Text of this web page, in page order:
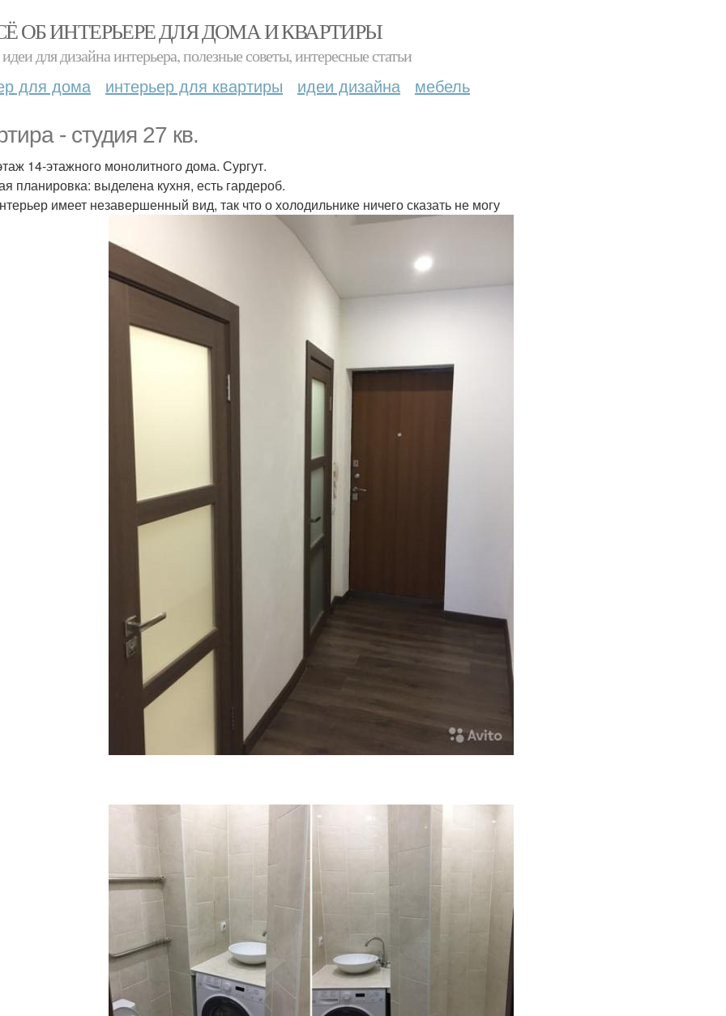
ОБ ИНТЕРЬЕРЕ ДЛЯ ДОМА И КВАРТИРЫ
для дизайна интерьера, полезные советы, интересные статьи
для дома интерьер для квартиры идеи дизайна мебель
- студия 27 кв.
14-этажного монолитного дома. Сургут.
планировка: выделена кухня, есть гардероб.
имеет незавершенный вид, так что о холодильнике ничего сказать не могу